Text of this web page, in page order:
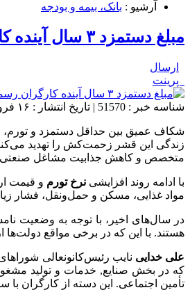
آرشیو : بانک، بیمه و بودجه
مبلغ دستمزد ۳ سال آینده کارگران رسما مشخص شد
ارسال
پرینت
شناسه خبر : 51570 | تاریخ انتشار : ۱۶ فروردین ۱۴۰۴ - ۱۴:۴۶ | 126 بازدید | تعداد دیدگاه :
شکاف عمیق بین حداقل دستمزد و تورم،
متخصص و کاهش جذابیت مشاغل
با ادامه روند افزایشینرخ تورم و قیمت
مواد غذایی، مسکن و حمل‌ونقل، فشار
در سال‌های اخیر، با توجه به وضعیت
هستند. با این که در برخی مواقع دولت‌ها
علی خدایی نایب رئیس‌کانونعالی
که در بخش صنایع, خدمات و تولید
تأمین اجتماعی. این دسته از کارگران